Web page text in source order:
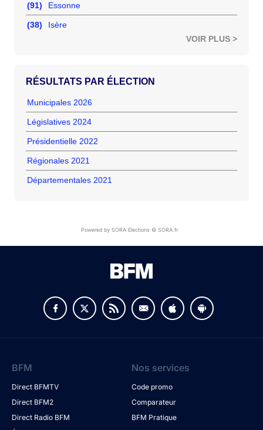
(91) Essonne
(38)
Isère
VOIR PLUS >
RÉSULTATS PAR ÉLECTION
Municipales 2026
Législatives 2024
Présidentielle 2022
Régionales 2021
Départementales 2021
Powered by SORA Elections © SORA.fr
BFM
Direct BFMTV
Direct BFM2
Direct Radio BFM
Nos services
Code promo
Comparateur
BFM Pratique